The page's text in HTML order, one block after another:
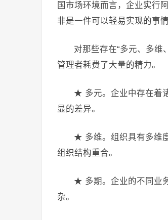
国市场环境而言，企业实行
非是一件可以轻易实现的事情
对那些存在“多元、多维
管理者耗费了大量的精力。
★ 多元。企业中存在着
显的差异。
★ 多维。组织具有多维
组织结构重合。
★ 多期。企业的不同业
杂。